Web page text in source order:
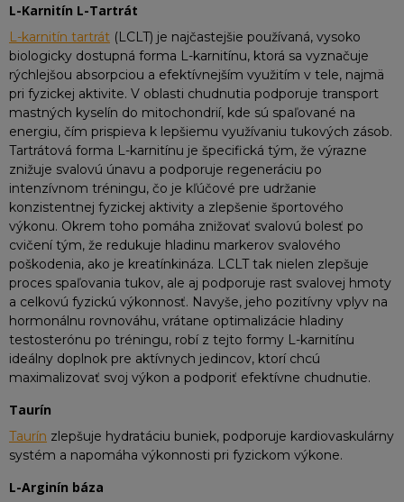
L-Karnitín L-Tartrát
L-karnitín tartrát (LCLT) je najčastejšie používaná, vysoko
biologicky dostupná forma L-karnitínu, ktorá sa vyznačuje
rýchlejšou absorpciou a efektívnejším využitím v tele, najmä
pri fyzickej aktivite. V oblasti chudnutia podporuje transport
mastných kyselín do mitochondrií, kde sú spaľované na
energiu, čím prispieva k lepšiemu využívaniu tukových zásob.
Tartrátová forma L-karnitínu je špecifická tým, že výrazne
znižuje svalovú únavu a podporuje regeneráciu po
intenzívnom tréningu, čo je kľúčové pre udržanie
konzistentnej fyzickej aktivity a zlepšenie športového
výkonu. Okrem toho pomáha znižovať svalovú bolesť po
cvičení tým, že redukuje hladinu markerov svalového
poškodenia, ako je kreatínkináza. LCLT tak nielen zlepšuje
proces spaľovania tukov, ale aj podporuje rast svalovej hmoty
a celkovú fyzickú výkonnosť. Navyše, jeho pozitívny vplyv na
hormonálnu rovnováhu, vrátane optimalizácie hladiny
testosterónu po tréningu, robí z tejto formy L-karnitínu
ideálny doplnok pre aktívnych jedincov, ktorí chcú
maximalizovať svoj výkon a podporiť efektívne chudnutie.
Taurín
Taurín zlepšuje hydratáciu buniek, podporuje kardiovaskulárny
systém a napomáha výkonnosti pri fyzickom výkone.
L-Arginín báza